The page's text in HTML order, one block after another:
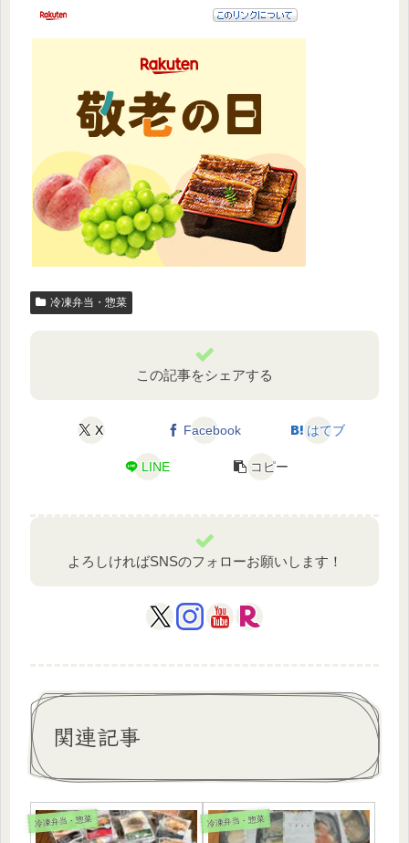
冷凍弁当・惣菜
この記事をシェアする
X Facebook はてブ
LINE コピー
よろしければSNSのフォローお願いします！
関連記事
冷凍弁当・惣菜 冷凍弁当・惣菜